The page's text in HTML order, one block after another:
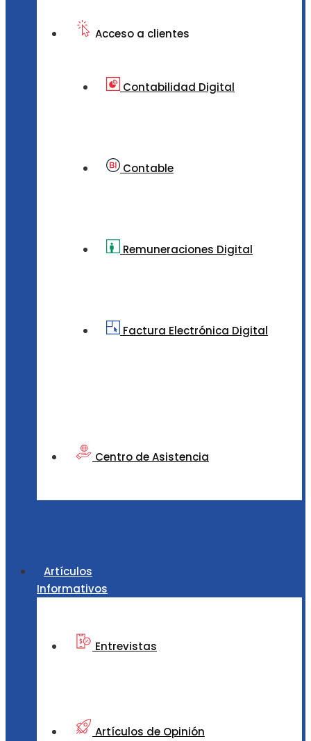
Acceso a clientes
Contabilidad Digital
Contable
Remuneraciones Digital
Factura Electrónica Digital
Centro de Asistencia
Artículos
Informativos
Entrevistas
Artículos de Opinión